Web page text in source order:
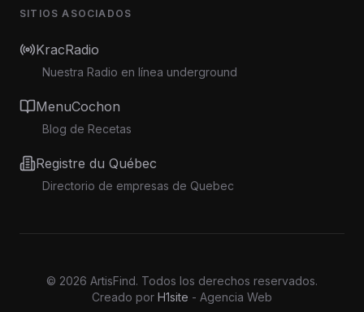
SITIOS ASOCIADOS
KracRadio
Nuestra Radio en línea underground
MenuCochon
Blog de Recetas
Registre du Québec
Directorio de empresas de Quebec
© 2026 ArtisFind. Todos los derechos reservados.
Creado por H1site - Agencia Web